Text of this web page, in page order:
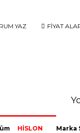
YAZ FİYAT
HİSLON Marka